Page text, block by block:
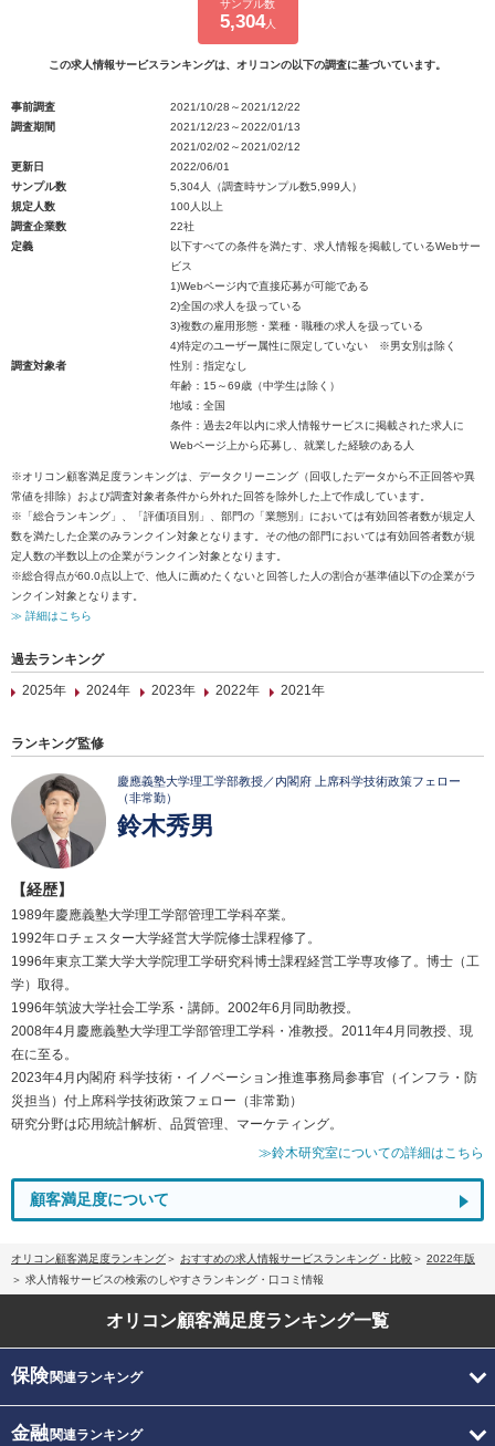
サンプル数
5,304人
この求人情報サービスランキングは、オリコンの以下の調査に基づいています。
事前調査
2021/10/28～2021/12/22
調査期間
2021/12/23～2022/01/13
2021/02/02～2021/02/12
更新日
2022/06/01
サンプル数
5,304人（調査時サンプル数5,999人）
規定人数
100人以上
調査企業数
22社
定義
以下すべての条件を満たす、求人情報を掲載しているWebサー
ビス
1)Webページ内で直接応募が可能である
2)全国の求人を扱っている
3)複数の雇用形態・業種・職種の求人を扱っている
4)特定のユーザー属性に限定していない ※男女別は除く
調査対象者
性別：指定なし
年齢：15～69歳（中学生は除く）
地域：全国
条件：過去2年以内に求人情報サービスに掲載された求人に
Webページ上から応募し、就業した経験のある人
※オリコン顧客満足度ランキングは、データクリーニング（回収したデータから不正回答や異
常値を排除）および調査対象者条件から外れた回答を除外した上で作成しています。
※「総合ランキング」、「評価項目別」、部門の「業態別」においては有効回答者数が規定人
数を満たした企業のみランクイン対象となります。その他の部門においては有効回答者数が規
定人数の半数以上の企業がランクイン対象となります。
※総合得点が60.0点以上で、他人に薦めたくないと回答した人の割合が基準値以下の企業がラ
ンクイン対象となります。
≫ 詳細はこちら
過去ランキング
2025年
2024年 2023年 2022年 2021年
ランキング監修
慶應義塾大学理工学部教授／内閣府 上席科学技術政策フェロー
（非常勤）
鈴木秀男
【経歴】
1989年慶應義塾大学理工学部管理工学科卒業。
1992年ロチェスター大学経営大学院修士課程修了。
1996年東京工業大学大学院理工学研究科博士課程経営工学専攻修了。博士（工
学）取得。
1996年筑波大学社会工学系・講師。2002年6月同助教授。
2008年4月慶應義塾大学理工学部管理工学科・准教授。2011年4月同教授、現
在に至る。
2023年4月内閣府 科学技術・イノベーション推進事務局参事官（インフラ・防
災担当）付上席科学技術政策フェロー（非常勤）
研究分野は応用統計解析、品質管理、マーケティング。
≫鈴木研究室についての詳細はこちら
顧客満足度について
オリコン顧客満足度ランキング おすすめの求人情報サービスランキング・比較
2022年版
求人情報サービスの検索のしやすさランキング・口コミ情報
オリコン顧客満足度ランキング一覧
保険関連ランキング
金融関連ランキング